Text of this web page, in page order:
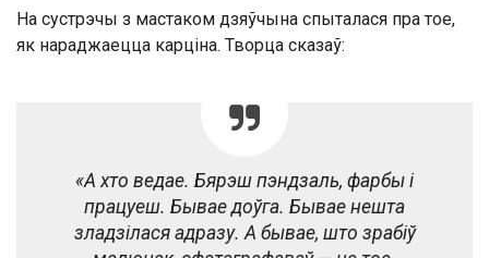
На сустрэчы з мастаком дзяўчына спыталася пра тое,
як нараджаецца карціна. Творца сказаў:
«А хто ведае. Бярэш пэндзаль, фарбы і
працуеш. Бывае доўга. Бывае нешта
зладзілася адразу. А бывае, што зрабіў